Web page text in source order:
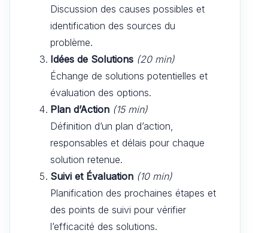
Discussion des causes possibles et
identification des sources du
problème.
Idées de Solutions (20 min)
Échange de solutions potentielles et
évaluation des options.
Plan d’Action (15 min)
Définition d’un plan d’action,
responsables et délais pour chaque
solution retenue.
Suivi et Évaluation (10 min)
Planification des prochaines étapes et
des points de suivi pour vérifier
l’efficacité des solutions.